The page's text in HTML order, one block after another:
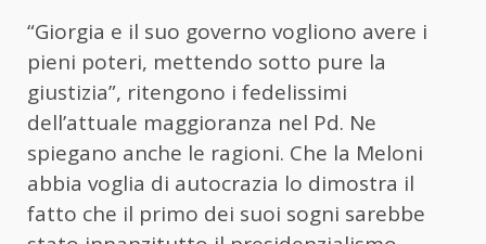
“Giorgia e il suo governo vogliono avere i
pieni poteri, mettendo sotto pure la
giustizia”, ritengono i fedelissimi
dell’attuale maggioranza nel Pd. Ne
spiegano anche le ragioni. Che la Meloni
abbia voglia di autocrazia lo dimostra il
fatto che il primo dei suoi sogni sarebbe